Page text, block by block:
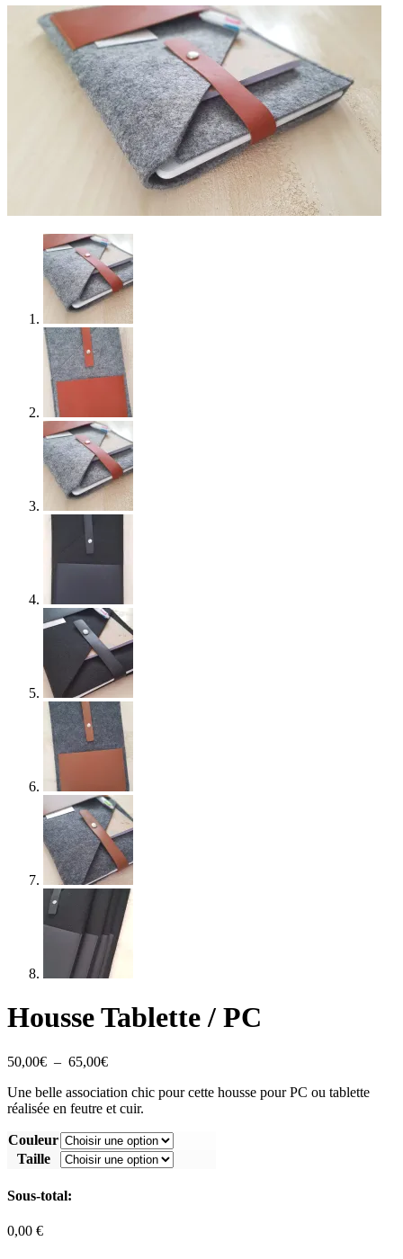
Housse Tablette / PC
50,00€ – 65,00€Plage
prix :
50,00€
65,00€
Une belle association chic pour cette housse pour PC ou tablette
réalisée en feutre et cuir.
Couleur
Taille
Sous-total:
0,00 €